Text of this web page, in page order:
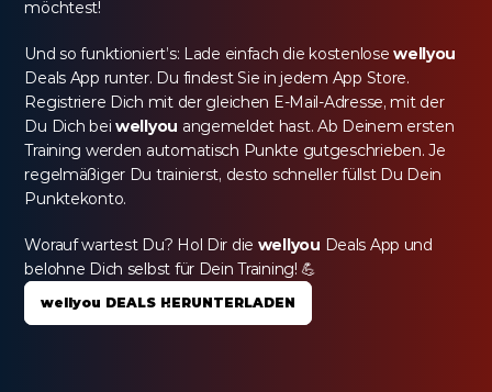
möchtest!
Und so funktioniert’s: Lade einfach die kostenlose wellyou
Deals App runter. Du findest Sie in jedem App Store.
Registriere Dich mit der gleichen E-Mail-Adresse, mit der
Du Dich bei wellyou angemeldet hast. Ab Deinem ersten
Training werden automatisch Punkte gutgeschrieben. Je
regelmäßiger Du trainierst, desto schneller füllst Du Dein
Punktekonto.
Worauf wartest Du? Hol Dir die wellyou Deals App und
belohne Dich selbst für Dein Training! 💪
wellyou DEALS HERUNTERLADEN